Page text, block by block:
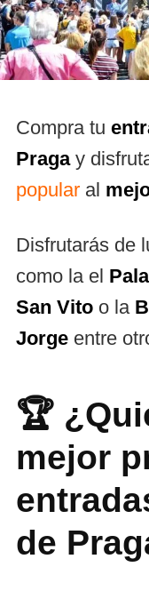
Compra tu
Pragay
popular al
Disfrutarás de
como la el
San Vito o la
Jorge entre
🏆
mejor
de